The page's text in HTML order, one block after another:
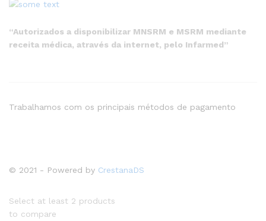
“Autorizados a disponibilizar MNSRM e MSRM mediante
receita médica, através da internet, pelo Infarmed”
© 2021 - Powered by CrestanaDS
Trabalhamos com os principais métodos de pagamento
Select at least 2 products
to compare